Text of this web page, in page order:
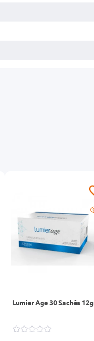
Lumier Age 30 Sachês 12g